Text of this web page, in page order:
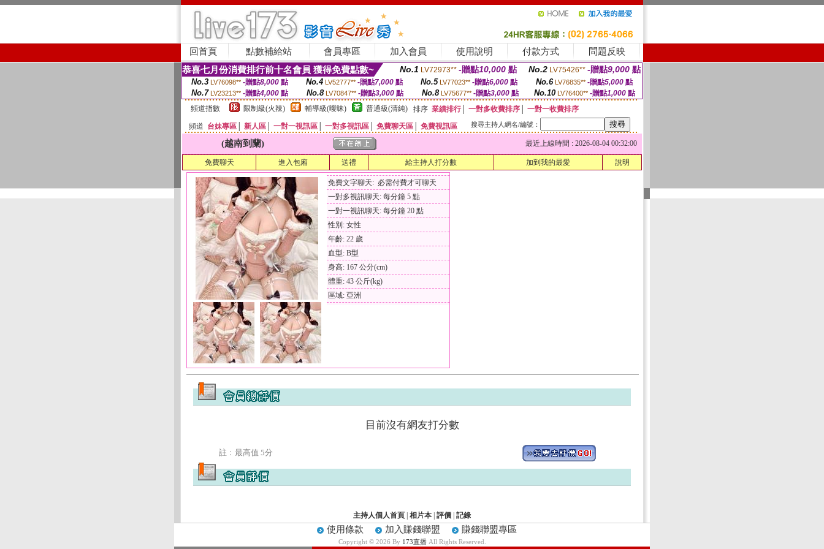
回首頁 點數補給站 會員專區 加入會員 使用說明 付款方式 問題反映
恭喜七月份消費排行前十名會員 獲得免費點數~ No.1 LV72973** -贈點10,000 點 No.2 LV75426** -贈點9,000 點
No.3 LV76098** -贈點8,000點 No.4 LV52777** -贈點7,000點 No.5 LV77023** -贈點6,000點 No.6 LV76835** -贈點5,000點
No.7 LV23213** -贈點4,000 點 No.8 LV70847** -贈點3,000 點 No.8 LV75677** -贈點3,000點 No.10 LV76400** -贈點1,000 點
頻道指數
限制級(火辣) 輔導級(曖昧) 普通級(清純) 排序 業績排行│ 一對多收費排序
一對一收費排序
頻道 台妹專區 新人區 一對一視訊區 一對多視訊區 免費聊天區 免費視訊區 搜尋主持人網名/編號：
(越南到蘭) 最近上線時間 : 2026-08-04 00:32:00
免費聊天 進入包廂 送禮 給主持人打分數 加到我的最愛 說明
免費文字聊天: 必需付費才可聊天
一對多視訊聊天: 每分鐘 5 點
一對一視訊聊天: 每分鐘 20 點
性別: 女性
年齡: 22 歲
血型: B型
身高: 167 公分(cm)
體重: 43 公斤(kg)
區域: 亞洲
目前沒有網友打分數
註﹕最高值 5分
主持人個人首頁 相片本 評價 記錄
使用條款 加入賺錢聯盟 賺錢聯盟專區
Copyright © 2026 By 173直播All Rights Reserved.